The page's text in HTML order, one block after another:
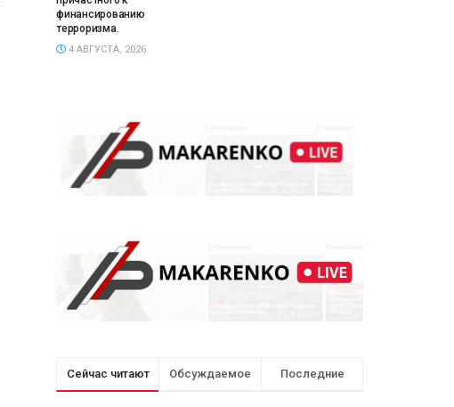
финансированию
терроризма.
4 АВГУСТА, 2026
Сейчас читают Обсуждаемое Последние